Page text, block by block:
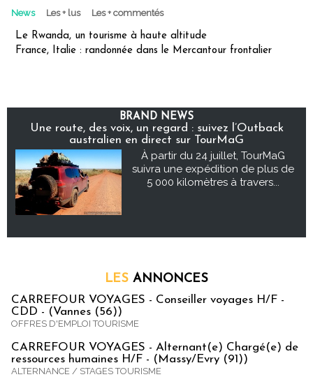
News Les + lus Les + commentés
Le Rwanda, un tourisme à haute altitude
France, Italie : randonnée dans le Mercantour frontalier
BRAND NEWS
Une route, des voix, un regard : suivez l’Outback
australien en direct sur TourMaG
À partir du 24 juillet, TourMaG
suivra une expédition de plus de
5 000 kilomètres à travers...
LES ANNONCES
CARREFOUR VOYAGES - Conseiller voyages H/F -
CDD - (Vannes (56))
OFFRES D'EMPLOI TOURISME
CARREFOUR VOYAGES - Alternant(e) Chargé(e) de
ressources humaines H/F - (Massy/Evry (91))
ALTERNANCE / STAGES TOURISME